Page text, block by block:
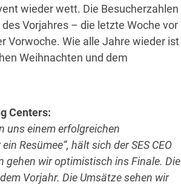
wieder wett. Die Besucherzahlen
Vorjahres – die letzte Woche vor
Vorwoche. Wie alle Jahre wieder ist
Weihnachten und dem
Centers:
uns einem erfolgreichen
Resümee“, hält sich der SES CEO
gehen wir optimistisch ins Finale. Die
Vorjahr. Die Umsätze sehen wir